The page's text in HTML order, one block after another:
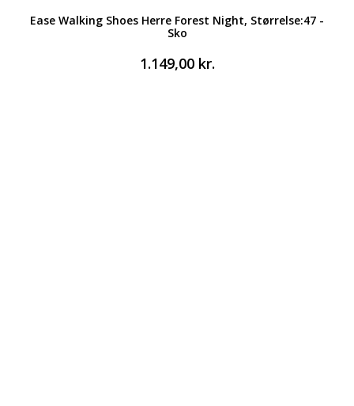
Ease Walking Shoes Herre Forest Night, Størrelse:47 -
Sko
1.149,00 kr.